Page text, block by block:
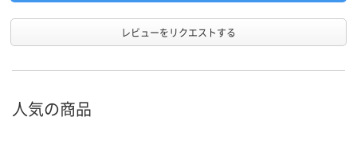
レビューをリクエストする
人気の商品